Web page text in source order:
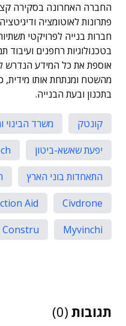
החברה האחרונה בסקירה
פתרונות לאוטומציה
חברות בנייה לפרויקטי
בטכנולוגיות רחפנים
אוספת את כל המידע הנדרש
מהשטח ומנתחת אותו
בתכנון ובעת הבנייה.
קונטק משרד הבינוי
יפעת שאשא-ביטון
התאחדות בוני הארץ
Civdrone
Aid
Myvinchi
Constru
תגובות (0)